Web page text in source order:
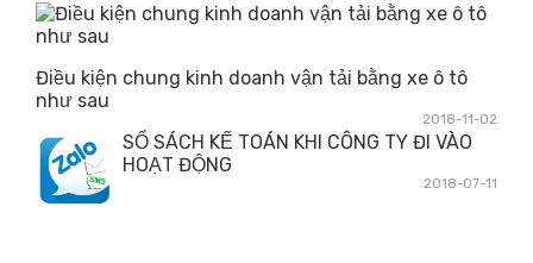
Điều kiện chung kinh doanh vận tải bằng xe ô tô
như sau
2018-11-02
SỔ SÁCH KẾ TOÁN KHI CÔNG TY ĐI VÀO
HOẠT ĐỘNG
2018-07-11